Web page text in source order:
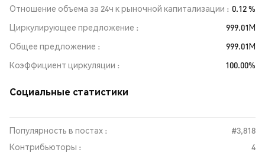
Отношение объема за 24ч к рыночной капитализации
0.12 %
Циркулирующее предложение
999.01M
Общее предложение
999.01M
Коэффициент циркуляции
100.00%
Социальные статистики
Популярность в постах :
#3,818
Контрибьюторы :
4